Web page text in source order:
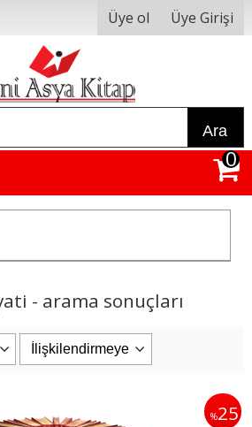
Üye ol Üye Girişi
Ara
0
- arama sonuçları
%25